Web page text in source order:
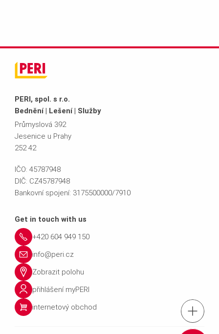
tel.: +420 604
PERI, spol. s r.o.
Bednění | Lešení | Služby
Průmyslová 392
Jesenice u Prahy
252 42
IČO: 45787948
DIČ: CZ45787948
Bankovní spojení: 3175500000/7910
Get in touch with us
+420 604 949 150
info@peri.cz
Zobrazit polohu
přihlášení myPERI
internetový obchod